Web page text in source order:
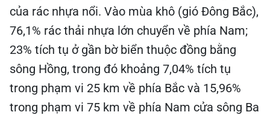
của rác nhựa nổi. Vào mùa khô (gió Đông Bắc),
76,1% rác thải nhựa lớn chuyển về phía Nam;
23% tích tụ ở gần bờ biển thuộc đồng bằng
sông Hồng, trong đó khoảng 7,04% tích tụ
trong phạm vi 25 km về phía Bắc và 15,96%
trong phạm vi 75 km về phía Nam cửa sông Ba